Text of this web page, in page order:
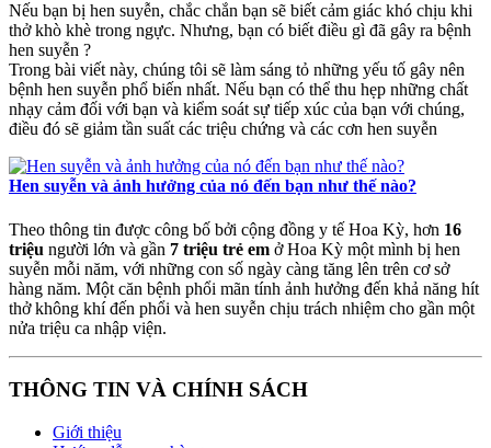
Nếu bạn bị hen suyễn, chắc chắn bạn sẽ biết cảm giác khó chịu khi
thở khò khè trong ngực. Nhưng, bạn có biết điều gì đã gây ra bệnh
hen suyễn ?
Trong bài viết này, chúng tôi sẽ làm sáng tỏ những yếu tố gây nên
bệnh hen suyễn phổ biến nhất. Nếu bạn có thể thu hẹp những chất
nhạy cảm đối với bạn và kiểm soát sự tiếp xúc của bạn với chúng,
điều đó sẽ giảm tần suất các triệu chứng và các cơn hen suyễn
Hen suyễn và ảnh hưởng của nó đến bạn như thế nào?
Theo thông tin được công bố bởi cộng đồng y tế Hoa Kỳ, hơn 16
triệu người lớn và gần 7 triệu trẻ em ở Hoa Kỳ một mình bị hen
suyễn mỗi năm, với những con số ngày càng tăng lên trên cơ sở
hàng năm. Một căn bệnh phổi mãn tính ảnh hưởng đến khả năng hít
thở không khí đến phổi và hen suyễn chịu trách nhiệm cho gần một
nửa triệu ca nhập viện.
THÔNG TIN VÀ CHÍNH SÁCH
Giới thiệu